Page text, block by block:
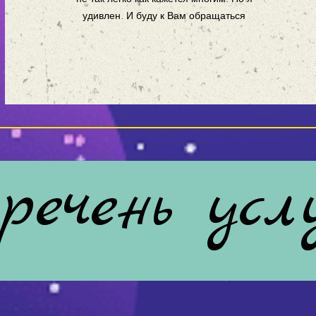
удивлен. И буду к Вам обращаться